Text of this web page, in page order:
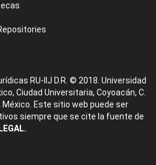
RU-IIJ D.R. © 2018. Universidad
Ciudad Universitaria, Coyoacán, C.
México. Este sitio web puede ser
siempre que se cite la fuente de